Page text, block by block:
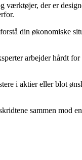
værktøjer, der er
din økonomiske
arbejder hårdt
i aktier eller blot
sammen mod